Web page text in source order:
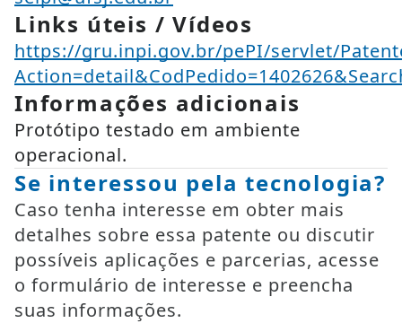
Links úteis / Vídeos
https://gru.inpi.gov.br/pePI/servlet/
Informações adicionais
Protótipo testado em ambiente
operacional.
Se interessou pela tecnologia?
Caso tenha interesse em obter mais
detalhes sobre essa patente ou discutir
possíveis aplicações e parcerias, acesse
o formulário de interesse e preencha
suas informações.